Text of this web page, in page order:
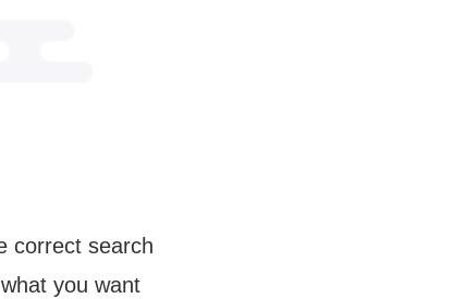
correct search
you want